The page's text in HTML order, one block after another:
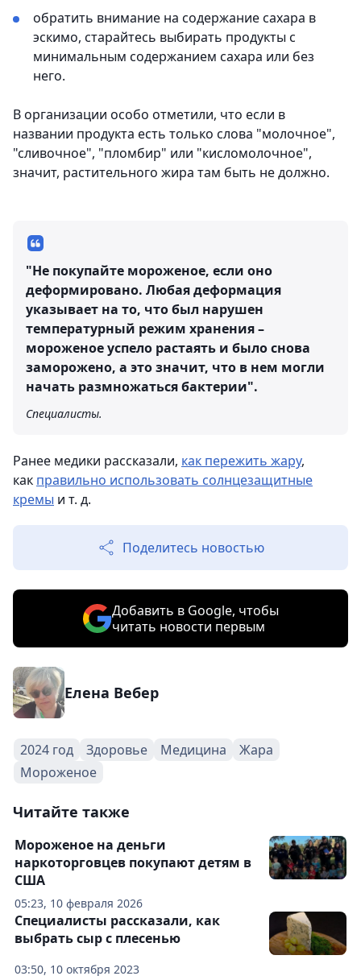
обратить внимание на содержание сахара в
эскимо, старайтесь выбирать продукты с
минимальным содержанием сахара или без
него.
В организации особо отметили, что если в
названии продукта есть только слова "молочное",
"сливочное", "пломбир" или "кисломолочное",
значит, растительного жира там быть не должно.
"Не покупайте мороженое, если оно
деформировано. Любая деформация
указывает на то, что был нарушен
температурный режим хранения –
мороженое успело растаять и было снова
заморожено, а это значит, что в нем могли
начать размножаться бактерии".
Специалисты.
Ранее медики рассказали, как пережить жару,
как правильно использовать солнцезащитные
кремы и т. д.
Поделитесь новостью
Добавить в Google, чтобы
читать новости первым
Елена Вебер
2024 год Здоровье Медицина
Жара
Мороженое
Читайте также
05:23, 10 февраля 2026
Мороженое на деньги
наркоторговцев покупают детям в
США
03:50, 10 октября 2023
Специалисты рассказали, как
выбрать сыр с плесенью